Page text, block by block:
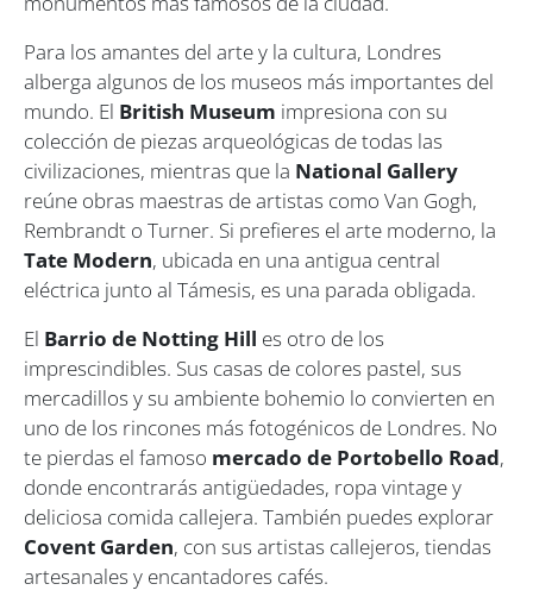
Para los amantes del arte y la cultura, Londres
alberga algunos de los museos más importantes del
mundo. El British Museum impresiona con su
colección de piezas arqueológicas de todas las
civilizaciones, mientras que la National Gallery
reúne obras maestras de artistas como Van Gogh,
Rembrandt o Turner. Si prefieres el arte moderno, la
Tate Modern, ubicada en una antigua central
eléctrica junto al Támesis, es una parada obligada.
El Barrio de Notting Hill es otro de los
imprescindibles. Sus casas de colores pastel, sus
mercadillos y su ambiente bohemio lo convierten en
uno de los rincones más fotogénicos de Londres. No
te pierdas el famoso mercado de Portobello Road,
donde encontrarás antigüedades, ropa vintage y
deliciosa comida callejera. También puedes explorar
Covent Garden, con sus artistas callejeros, tiendas
artesanales y encantadores cafés.